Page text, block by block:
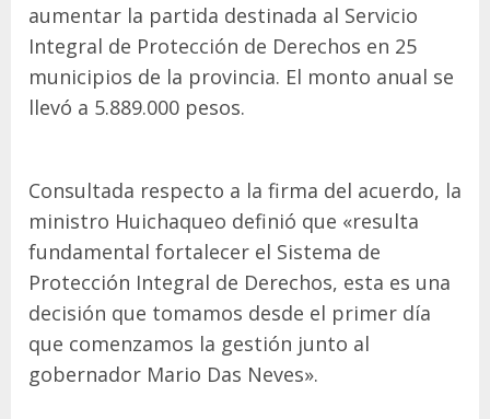
aumentar la partida destinada al Servicio
Integral de Protección de Derechos en 25
municipios de la provincia. El monto anual se
llevó a 5.889.000 pesos.
Consultada respecto a la firma del acuerdo, la
ministro Huichaqueo definió que «resulta
fundamental fortalecer el Sistema de
Protección Integral de Derechos, esta es una
decisión que tomamos desde el primer día
que comenzamos la gestión junto al
gobernador Mario Das Neves».